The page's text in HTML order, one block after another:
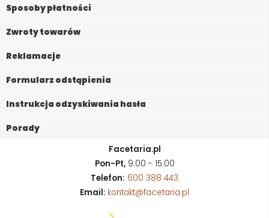
Sposoby płatności
Zwroty towarów
Reklamacje
Formularz odstąpienia
Instrukcja odzyskiwania hasła
Porady
Facetaria.pl
Pon-Pt,9:00 - 15:00
Telefon: 600 388 443
Email: kontakt@facetaria.pl